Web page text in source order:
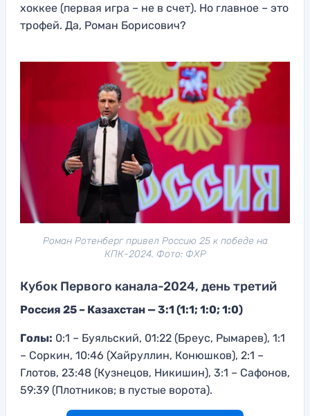
хоккее (первая игра – не в счет). Но главное – это
трофей. Да, Роман Борисович?
Роман Ротенберг привел Россию 25 к победе на
КПК-2024. Фото: ФХР
Кубок Первого канала-2024, день третий
Россия 25 – Казахстан — 3:1 (1:1; 1:0; 1:0)
Голы: 0:1 – Буяльский, 01:22 (Бреус, Рымарев), 1:1
– Соркин, 10:46 (Хайруллин, Конюшков), 2:1 –
Глотов, 23:48 (Кузнецов, Никишин), 3:1 – Сафонов,
59:39 (Плотников; в пустые ворота).